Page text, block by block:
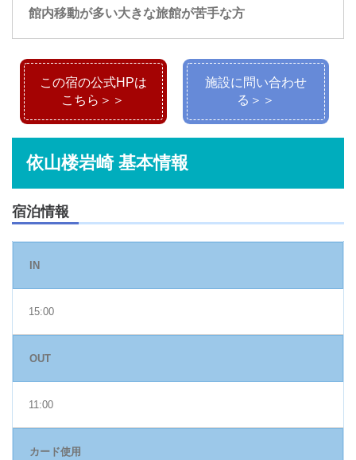
館内移動が多い大きな旅館が苦手な方
この宿の公式HPは
こちら＞＞
施設に問い合わせ
る＞＞
依山楼岩崎 基本情報
宿泊情報
IN
15:00
OUT
11:00
カード使用